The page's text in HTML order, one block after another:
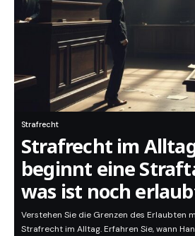
Strafrecht
Strafrecht im
beginnt eine
was ist noch
Verstehen Sie die Grenzen des Erlaubten
Strafrecht im Alltag. Erfahren Sie, wann